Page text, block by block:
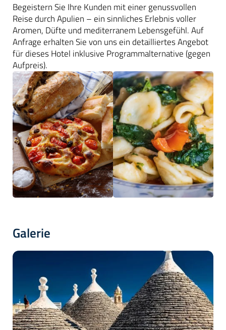
Begeistern Sie Ihre Kunden mit einer genussvollen
Reise durch Apulien – ein sinnliches Erlebnis voller
Aromen, Düfte und mediterranem Lebensgefühl. Auf
Anfrage erhalten Sie von uns ein detailliertes Angebot
für dieses Hotel inklusive Programmalternative (gegen
Aufpreis).
Galerie